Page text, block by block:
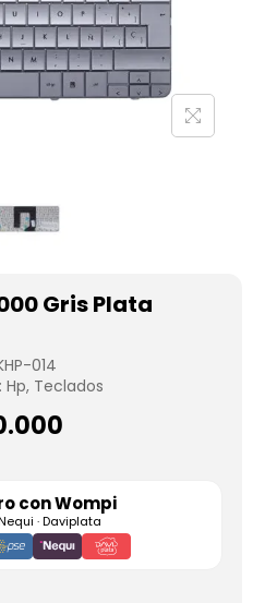
Gris Plata
014
Hp, Teclados
conWompi
Nequi · Daviplata